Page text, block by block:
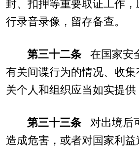
封、扣押等重要取证工作
行录音录像，留存备查。
第三十二条在国家安
有关间谍行为的情况、收
关个人和组织应当如实提供
第三十三条对出境后
造成危害，或者对国家利